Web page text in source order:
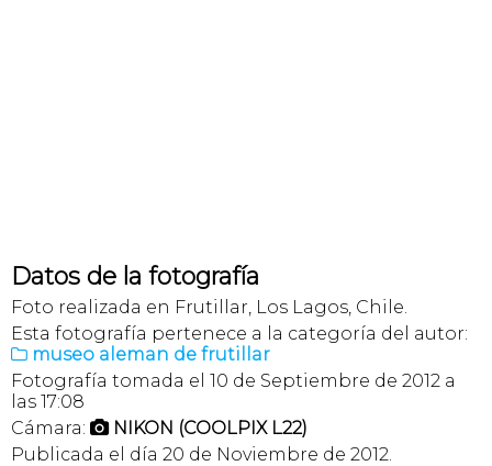
Datos de la fotografía
Foto realizada en Frutillar, Los Lagos, Chile.
Esta fotografía pertenece a la categoría del autor:
 museo aleman de frutillar
Fotografía tomada el 10 de Septiembre de 2012 a
las 17:08
Cámara:  NIKON (COOLPIX L22)
Publicada el día 20 de Noviembre de 2012.